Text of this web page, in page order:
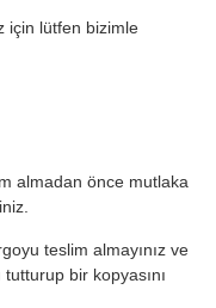
için lütfen bizimle
almadan önce mutlaka
teslim almayınız ve
bir kopyasını